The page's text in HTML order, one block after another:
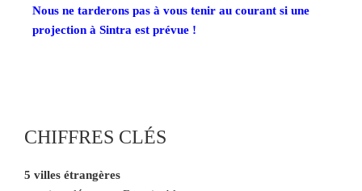
Nous ne tarderons pas à vous tenir au courant si une
projection à Sintra est prévue !
CHIFFRES CLÉS
5 villes étrangères